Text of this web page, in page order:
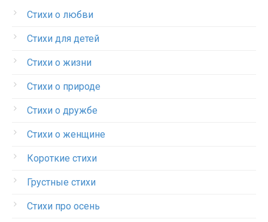
Стихи о любви
Стихи для детей
Стихи о жизни
Стихи о природе
Стихи о дружбе
Стихи о женщине
Короткие стихи
Грустные стихи
Стихи про осень